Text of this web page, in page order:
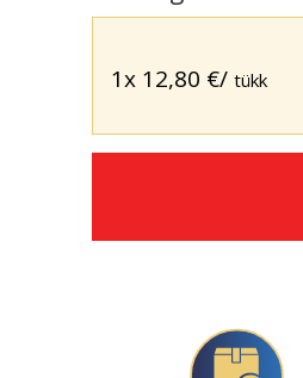
1x 12,80 €/ tükk